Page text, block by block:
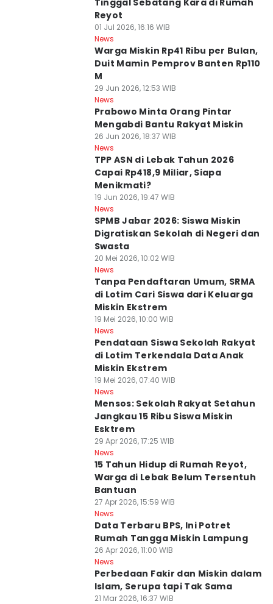
Tinggal Sebatang Kara di Rumah
Reyot
01 Jul 2026, 16:16 WIB
News
Warga Miskin Rp41 Ribu per Bulan,
Duit Mamin Pemprov Banten Rp110
M
29 Jun 2026, 12:53 WIB
News
Prabowo Minta Orang Pintar
Mengabdi Bantu Rakyat Miskin
26 Jun 2026, 18:37 WIB
News
TPP ASN di Lebak Tahun 2026
Capai Rp418,9 Miliar, Siapa
Menikmati?
19 Jun 2026, 19:47 WIB
News
SPMB Jabar 2026: Siswa Miskin
Digratiskan Sekolah di Negeri dan
Swasta
20 Mei 2026, 10:02 WIB
News
Tanpa Pendaftaran Umum, SRMA
di Lotim Cari Siswa dari Keluarga
Miskin Ekstrem
19 Mei 2026, 10:00 WIB
News
Pendataan Siswa Sekolah Rakyat
di Lotim Terkendala Data Anak
Miskin Ekstrem
19 Mei 2026, 07:40 WIB
News
Mensos: Sekolah Rakyat Setahun
Jangkau 15 Ribu Siswa Miskin
Esktrem
29 Apr 2026, 17:25 WIB
News
15 Tahun Hidup di Rumah Reyot,
Warga di Lebak Belum Tersentuh
Bantuan
27 Apr 2026, 15:59 WIB
News
Data Terbaru BPS, Ini Potret
Rumah Tangga Miskin Lampung
26 Apr 2026, 11:00 WIB
News
Perbedaan Fakir dan Miskin dalam
Islam, Serupa tapi Tak Sama
21 Mar 2026, 16:37 WIB